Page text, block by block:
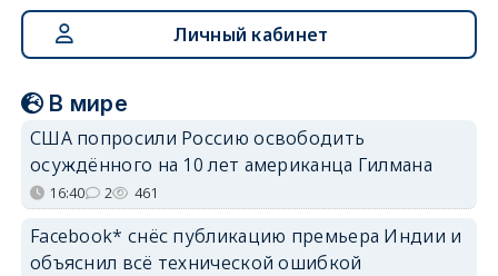
Личный кабинет
В мире
США попросили Россию освободить
осуждённого на 10 лет американца Гилмана
16:40 2 461
Facebook* снёс публикацию премьера Индии и
объяснил всё технической ошибкой